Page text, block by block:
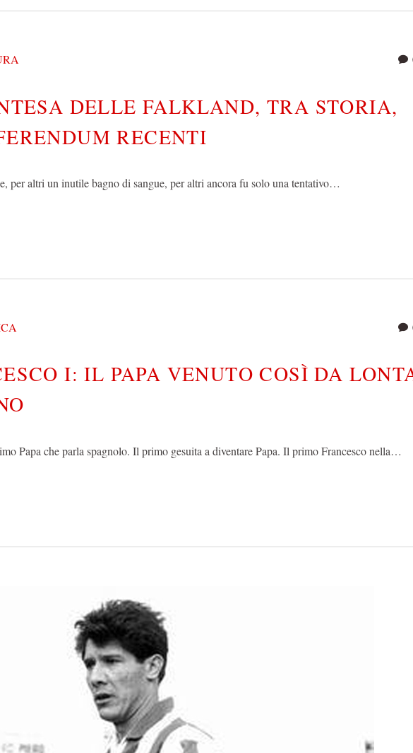
DELLE FALKLAND, TRA STORIA,
RECENTI
per altri un inutile bagno di sangue, per altri ancora fu solo una tentativo…
I: IL PAPA VENUTO COSÌ DA
Papa che parla spagnolo. Il primo gesuita a diventare Papa. Il primo Francesco nella…